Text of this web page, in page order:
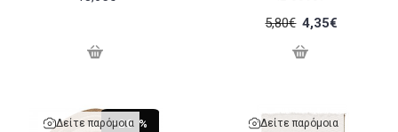
5,80€ 4,35€
-20 %
Δείτε παρόμοια Δείτε παρόμοια